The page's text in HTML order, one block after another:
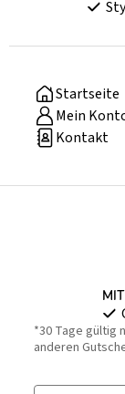
Startseite
Mein
Kontakt
*30 Tage gültig
anderen